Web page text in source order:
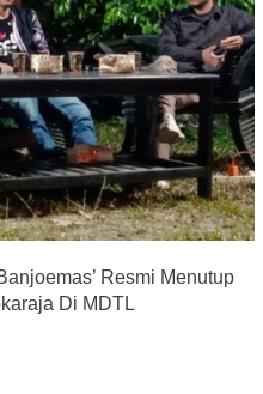
Resmi Menutup
Di MDTL